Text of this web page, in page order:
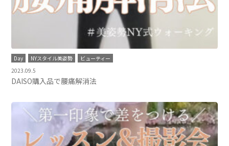
Day NYスタイル美姿勢
ビューティー
2023.09.5
DAISO購入品で腰痛解消法